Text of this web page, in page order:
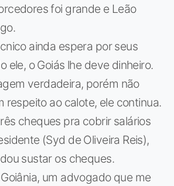
foi grande e Leão
ainda espera por seus
ele, o Goiás lhe deve dinheiro.
verdadeira, porém não
respeito ao calote, ele continua.
cheques pra cobrir salários
(Syd de Oliveira Reis),
sustar os cheques.
um advogado que me